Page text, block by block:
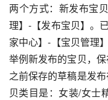
两个方式：新发布宝
理】-【发布宝贝】。
家中心】-【宝贝管理
举例新发布的宝贝，
之前保存的草稿是发
贝类目是：女装/女士